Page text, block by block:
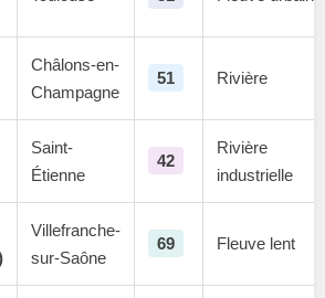
Châlons-en-
Champagne
51 Rivière
Saint-
Étienne
42
Rivière
industrielle
Villefranche-
sur-Saône
69 Fleuve lent